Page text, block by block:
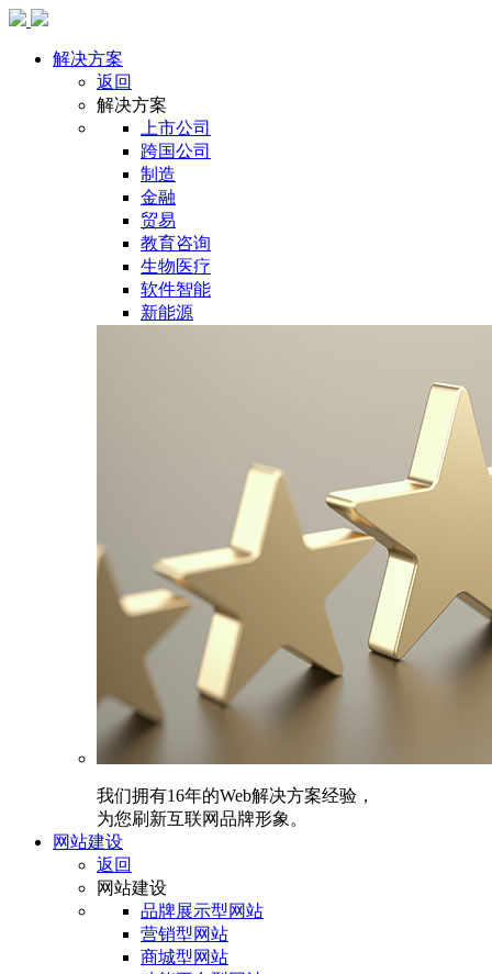
解决方案
返回
解决方案
上市公司
跨国公司
制造
金融
贸易
教育咨询
生物医疗
软件智能
新能源
我们拥有16年的Web解决方案经验，
为您刷新互联网品牌形象。
网站建设
返回
网站建设
品牌展示型网站
营销型网站
商城型网站